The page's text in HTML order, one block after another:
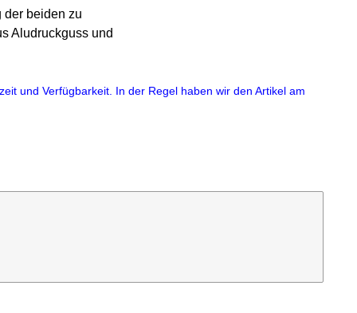
der beiden zu
Aludruckguss und
und Verfügbarkeit. In der Regel haben wir den Artikel am